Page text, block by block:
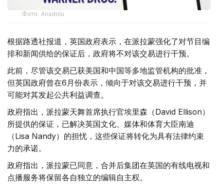
Фото: Аnadolu
根据路透社报道，英国政府表示，在派拉蒙强化了对节目编
排和新闻供给的保证后，政府将不对该交易进行干预。
此前，尽管该交易已获美国和中国等多地监管机构的批准，
但英国政府曾在6月份表示，倾向于对该交易进行干预，并
可能对其发起公共利益调查。
政府指出，派拉蒙天舞首席执行官埃里森（David Ellison）
所提供的保证，已解决英国文化、媒体和体育大臣南迪
（Lisa Nandy）的担忧，这些保证将转化为具有法律约束
力的承诺。
政府指出，派拉蒙已同意，合并后集团在英国的有线电视和
点播服务将保留各自独立的编辑自主权。